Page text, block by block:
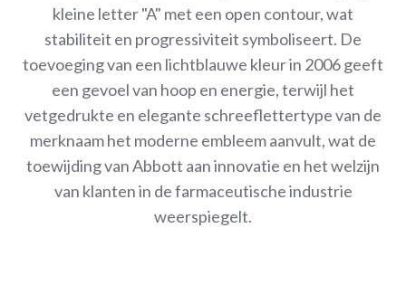
kleine letter "A" met een open contour, wat
stabiliteit en progressiviteit symboliseert. De
toevoeging van een lichtblauwe kleur in 2006 geeft
een gevoel van hoop en energie, terwijl het
vetgedrukte en elegante schreeflettertype van de
merknaam het moderne embleem aanvult, wat de
toewijding van Abbott aan innovatie en het welzijn
van klanten in de farmaceutische industrie
weerspiegelt.